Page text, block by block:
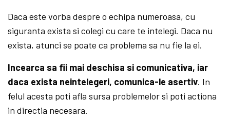
Daca este vorba despre o echipa numeroasa, cu
siguranta exista si colegi cu care te intelegi. Daca nu
exista, atunci se poate ca problema sa nu fie la ei.
Incearca sa fii mai deschisa si comunicativa, iar
daca exista neintelegeri, comunica-le asertiv. In
felul acesta poti afla sursa problemelor si poti actiona
in directia necesara.